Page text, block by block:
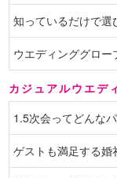
知っているだけで
ウエディンググロー
カジュアルウエデ
1.5次会ってどんな
ゲストも満足する婚